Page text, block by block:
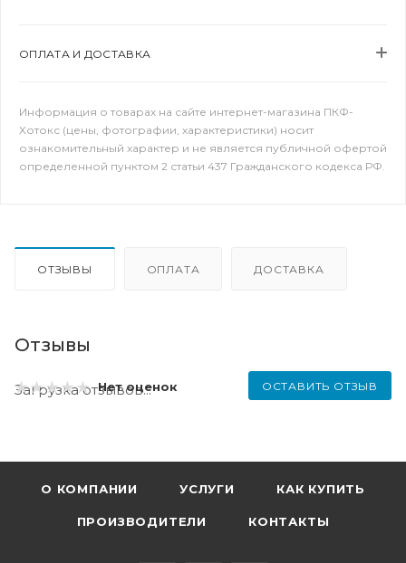
ОПЛАТА И ДОСТАВКА
Информация о товарах на сайте интернет-магазина ПКФ-
Хотокс (цены, фотографии, характеристики) носит
ознакомительный характер и не является публичной офертой
определенной пунктом 2 статьи 437 Гражданского кодекса РФ.
ОТЗЫВЫ ОПЛАТА ДОСТАВКА
Отзывы
Нет оценок ОСТАВИТЬ ОТЗЫВ
Загрузка отзывов...
О КОМПАНИИ УСЛУГИ КАК КУПИТЬ
ПРОИЗВОДИТЕЛИ КОНТАКТЫ